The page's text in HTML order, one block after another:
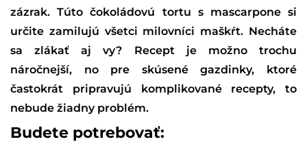
zázrak. Túto čokoládovú tortu s mascarpone si
určite zamilujú všetci milovníci maškŕt. Necháte
sa zlákať aj vy? Recept je možno trochu
náročnejší, no pre skúsené gazdinky, ktoré
častokrát pripravujú komplikované recepty, to
nebude žiadny problém.
Budete potrebovať: